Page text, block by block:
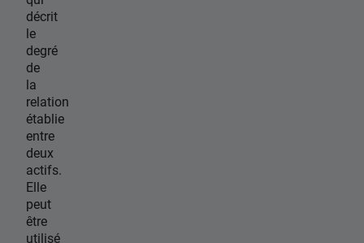
décrit
le
degré
de
la
relation
établie
entre
deux
actifs.
Elle
peut
être
utilisé